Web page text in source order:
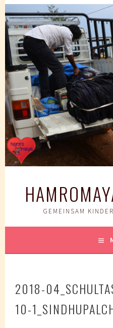
Springe
zum
Inhalt
GEMEINSAM
2018-
10-